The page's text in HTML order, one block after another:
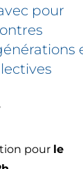
pour
pour le